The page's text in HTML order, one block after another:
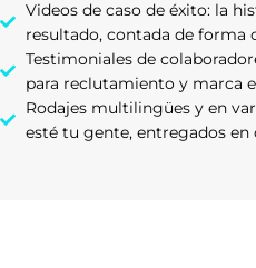
Videos de caso de éxito: la
resultado, contada de forma
Testimoniales de
para reclutamiento y marca
Rodajes multilingües y en
esté tu gente, entregados en